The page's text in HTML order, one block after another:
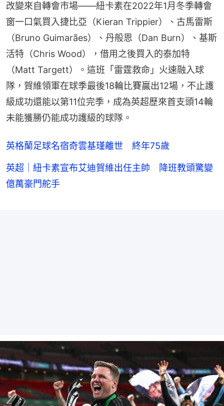
改變來自轉會市場——紐卡素在2022年1月冬季轉會
窗一口氣買入捷比亞（Kieran Trippier）、古馬雷斯
（Bruno Guimarães）、丹般恩（Dan Burn）、基斯
活特（Chris Wood），借用之後買入的泰加特
（Matt Targett）。這班「雷霆救命」火速融入球
隊，賀維領軍在球季最後18輪比賽贏出12場，不止護
級成功還能以第11位完季，成為英超歷來首支頭14輪
未能獲勝仍能成功護級的球隊。
英格蘭足球名宿奇雲基瑾離世 終年75歲
英超｜紐卡素宣布艾迪賀維出任主帥 降班教頭驚變
億萬豪門舵手